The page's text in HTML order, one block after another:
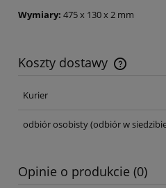
Wymiary: 475 x 130 x 2 mm
Koszty dostawy
Cena nie zawiera ewentualnych
Kurier
odbiór osobisty(odbiór w
Opinie o produkcie (0)